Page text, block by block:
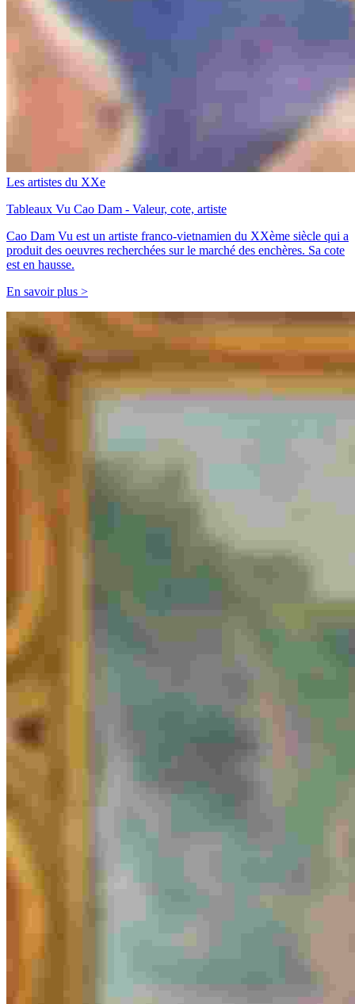
Les artistes du XXe
Tableaux Vu Cao Dam - Valeur, cote, artiste
Cao Dam Vu est un artiste franco-vietnamien du XXème siècle qui a
produit des oeuvres recherchées sur le marché des enchères. Sa cote
est en hausse.
En savoir plus >